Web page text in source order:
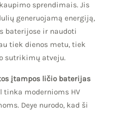
sprendimais. Jis
generuojamą energiją,
baterijose ir naudoti
tiek dienos metu, tiek
sutrikimų atveju.
įtampos ličio baterijas
tinka modernioms HV
Deye nurodo, kad ši